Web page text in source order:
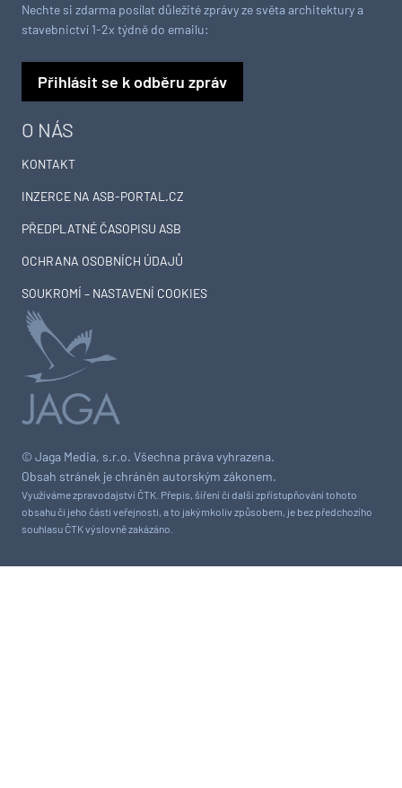
© Jaga Media, s.r.o. Všechna práva vyhrazena.
Obsah stránek je chráněn autorským zákonem.
Využíváme zpravodajství ČTK. Přepis, šíření či další zpřístupňování tohoto
obsahu či jeho části veřejnosti, a to jakýmkoliv způsobem, je bez předchozího
souhlasu ČTK výslovně zakázáno.
O NÁS
KONTAKT
INZERCE NA ASB-PORTAL.CZ
PŘEDPLATNÉ ČASOPISU ASB
OCHRANA OSOBNÍCH ÚDAJŮ
SOUKROMÍ – NASTAVENÍ COOKIES
Nechte si zdarma posílat důležité zprávy ze světa architektury a
stavebnictví 1-2x týdně do emailu:
Přihlásit se k odběru zpráv